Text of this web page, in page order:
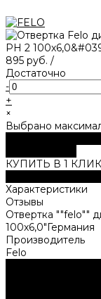
895 руб. /
Достаточно
-
+
×
Выбрано
КУПИТЬ В 1 КЛИК
Характеристики
Отзывы
Отвертка ""felo""
100х6,0"Германия
Производитель
Felo